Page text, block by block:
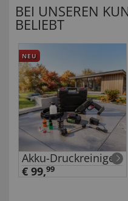
BEI UNSEREN
BELIEBT
NEU
Akku-Druckreiniger
€ 99,99